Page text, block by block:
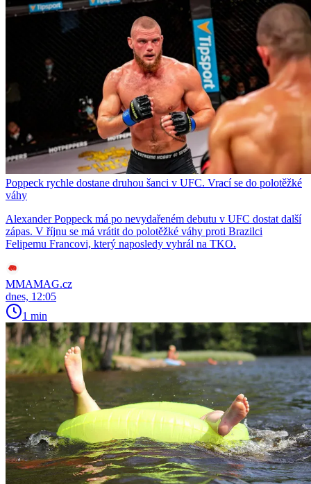
Poppeck rychle dostane druhou šanci v UFC. Vrací se do polotěžké
váhy
Alexander Poppeck má po nevydařeném debutu v UFC dostat další
zápas. V říjnu se má vrátit do polotěžké váhy proti Brazilci
Felipemu Francovi, který naposledy vyhrál na TKO.
MMAMAG.cz
dnes, 12:05
1 min